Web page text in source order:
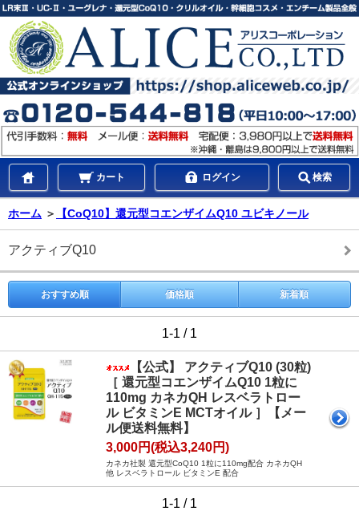
カート ログイン 検索
ホーム ＞ 【CoQ10】還元型コエンザイムQ10 ユビキノール
アクティブQ10
おすすめ順 価格順 新着順
1-1 / 1
【公式】 アクティブQ10 (30粒)
［ 還元型コエンザイムQ10 1粒に
110mg カネカQH レスベラトロー
ル ビタミンE MCTオイル ］【メー
ル便送料無料】
3,000円(税込3,240円)
カネカ社製 還元型CoQ10 1粒に110mg配合 カネカQH
他 レスベラトロール ビタミンE 配合
1-1 / 1